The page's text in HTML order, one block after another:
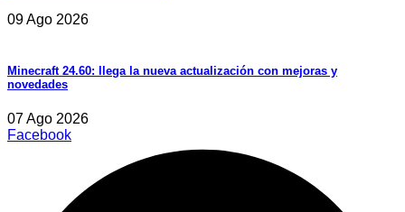
09 Ago 2026
Minecraft 24.60: llega la nueva actualización con mejoras y
novedades
07 Ago 2026
Facebook